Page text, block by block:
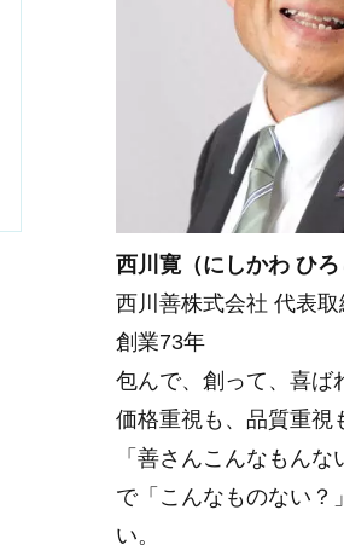
西川寛（にしかわ ひろ
西川善株式会社 代表取
創業73年
包んで、創って、喜ば
価格重視も、品質重視
「善さんこんなもん
で「こんなものない？
い。